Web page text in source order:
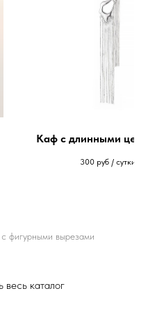
Каф с длинными
300 руб / сутки
фигурными вырезами
весь каталог